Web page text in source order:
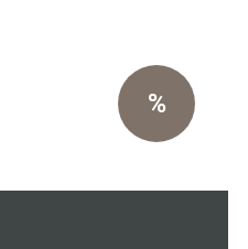
%